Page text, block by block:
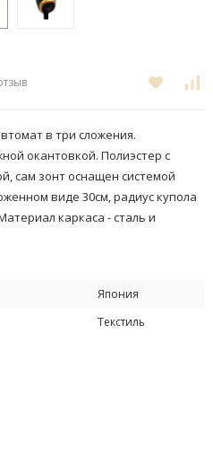
в три сложения.
окантовкой. Полиэстер с
сам зонт оснащен системой
виде 30см, радиус купола
каркаса - сталь и
Япония
Текстиль